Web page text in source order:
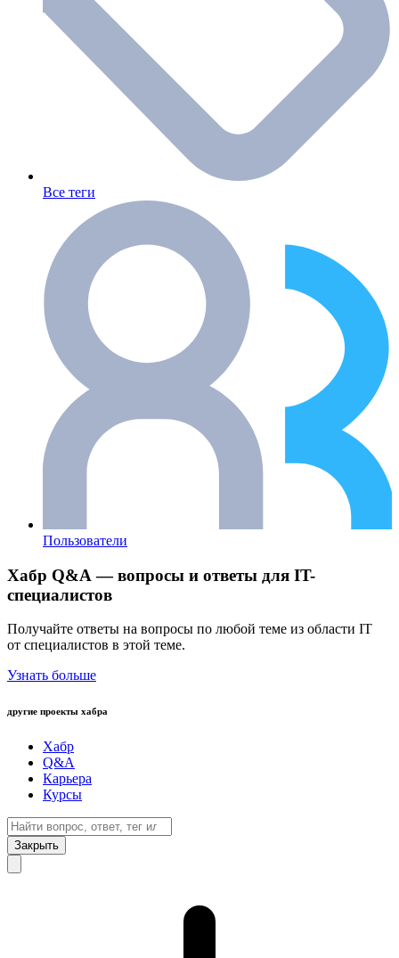
Все теги
Пользователи
Хабр Q&A — вопросы и ответы для IT-
специалистов
Получайте ответы на вопросы по любой теме из области IT
от специалистов в этой теме.
Узнать больше
другие проекты хабра
Хабр
Q&A
Карьера
Курсы
Закрыть